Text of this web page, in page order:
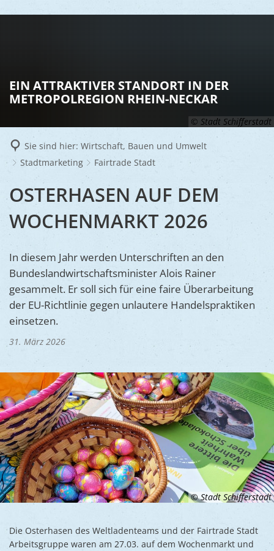
LEBEN
Vereine
Kinder
Ukraine
RATHAUS
Bürger-
Wahlen
Schulen
Bauen,
© Stadt Schifferstadt
EIN ATTRAKTIVER STANDORT IN DER
METROPOLREGION RHEIN-NECKAR
Sie sind hier: Wirtschaft, Bauen und Umwelt
Stadtmarketing
Fairtrade Stadt
OSTERHASEN AUF DEM
WOCHENMARKT 2026
In diesem Jahr werden Unterschriften an den
Bundeslandwirtschaftsminister Alois Rainer
gesammelt. Er soll sich für eine faire Überarbeitung
der EU-Richtlinie gegen unlautere Handelspraktiken
einsetzen.
31. März 2026
© Stadt Schifferstadt
Die Osterhasen des Weltladenteams und der Fairtrade Stadt
Arbeitsgruppe waren am 27.03. auf dem Wochenmarkt und